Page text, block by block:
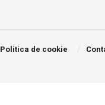
Politica de cookie